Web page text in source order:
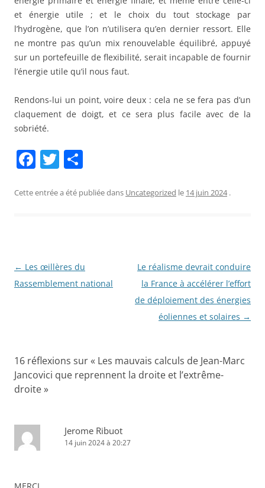
et énergie utile ; et le choix du tout stockage par
l’hydrogène, que l’on n’utilisera qu’en dernier ressort. Elle
ne montre pas qu’un mix renouvelable équilibré, appuyé
sur un portefeuille de flexibilité, serait incapable de fournir
l’énergie utile qu’il nous faut.
Rendons-lui un point, voire deux : cela ne se fera pas d’un
claquement de doigt, et ce sera plus facile avec de la
sobriété.
F
c
o
k
T
itt ta
Cette entrée a été publiée dans Uncategorized le 14 juin 2024 .
Navigation
des
← Les œillères du
Rassemblement national
Le réalisme devrait conduire
la France à accélérer l’effort
de déploiement des énergies
éoliennes et solaires →
16 réflexions sur « Les mauvais calculs de Jean-Marc
Jancovici que reprennent la droite et l’extrême-
droite»
Jerome Ribuot
14 juin 2024 à 20:27